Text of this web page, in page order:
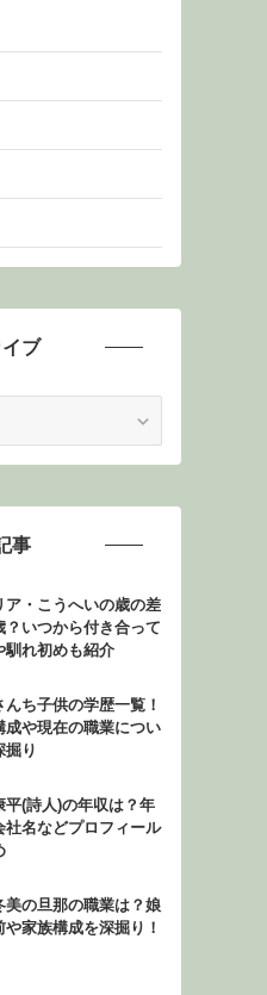
ブ
事
ア・こうへいの歳の差
？いつから付き合って
馴れ初めも紹介
んち子供の学歴一覧！
成や現在の職業につい
掘り
平(詩人)の年収は？年
社名などプロフィール
美の旦那の職業は？娘
や家族構成を深掘り！